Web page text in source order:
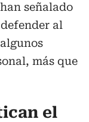
señalado
al
más que
el